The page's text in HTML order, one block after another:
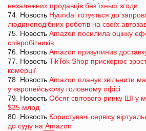
незалежних продавців без їхньої згоди
74. Новость Hyundai готується до
людиноподібних роботів на своїх
75. Новость Amazon посилила оцінку
співробітників
76. Новость Amazon призупинив
77. Новость TikTok Shop прискорює
комерції
78. Новость Amazon планує звільнити
у європейському головному офісі
79. Новость Обсяг світового ринку ШІ у
$35 млрд
80. Новость Користувачі сервісу
до суду на Amazon